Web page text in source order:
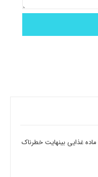
مصرف بیش از حد این 8 ماده غذایی بینهایت خطرناک